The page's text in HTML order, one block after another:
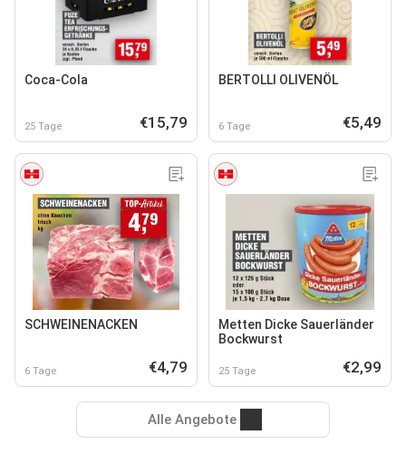
Coca-Cola
25 Tage €15,79
BERTOLLI OLIVENÖL
6 Tage €5,49
SCHWEINENACKEN
6 Tage €4,79
Metten Dicke Sauerländer
Bockwurst
25 Tage €2,99
Alle Angebote